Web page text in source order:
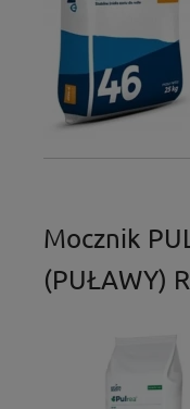
Mocznik
(PUŁAWY)